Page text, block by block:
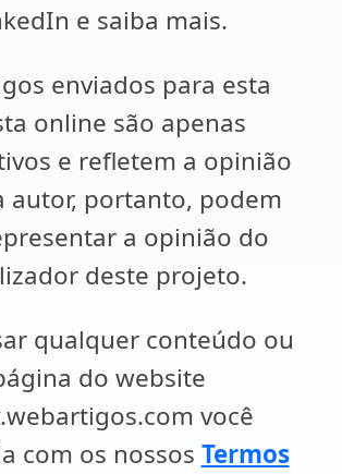
e saiba mais.
enviados para esta
online são apenas
e refletem a opinião
autor, portanto, podem
a opinião do
deste projeto.
qualquer conteúdo ou
do website
você
com os nossos Termos